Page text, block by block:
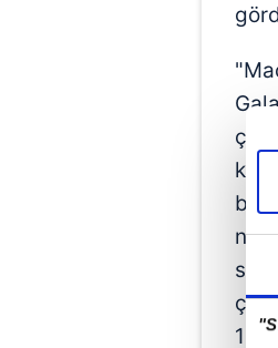
ki
çok
10